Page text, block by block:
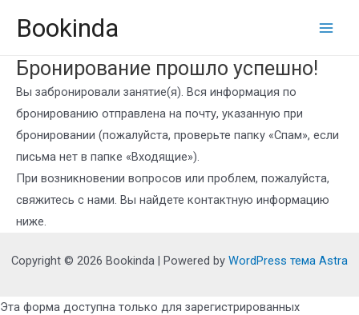
Bookinda
Бронирование прошло успешно!
Вы забронировали занятие(я). Вся информация по
бронированию отправлена на почту, указанную при
бронировании (пожалуйста, проверьте папку «Спам», если
письма нет в папке «Входящие»).
При возникновении вопросов или проблем, пожалуйста,
свяжитесь с нами. Вы найдете контактную информацию
ниже.
Copyright © 2026 Bookinda | Powered by WordPress тема Astra
Эта форма доступна только для зарегистрированных